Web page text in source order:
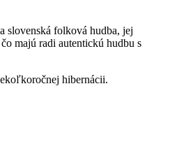
slovenská folková hudba, jej
majú radi autentickú hudbu s
hibernácii.